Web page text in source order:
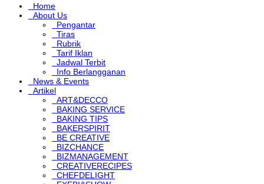
Home
About Us
Pengantar
Tiras
Rubrik
Tarif Iklan
Jadwal Terbit
Info Berlangganan
News & Events
Artikel
ART&DECCO
BAKING SERVICE
BAKING TIPS
BAKERSPIRIT
BE CREATIVE
BIZCHANCE
BIZMANAGEMENT
CREATIVERECIPES
CHEFDELIGHT